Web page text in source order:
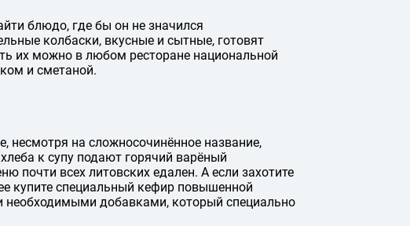
блюдо, где бы он не значился
колбаски, вкусные и сытные, готовят
их можно в любом ресторане национальной
и сметаной.
несмотря на сложносочинённое название,
к супу подают горячий варёный
почти всех литовских едален. А если захотите
купите специальный кефир повышенной
необходимыми добавками, который специально